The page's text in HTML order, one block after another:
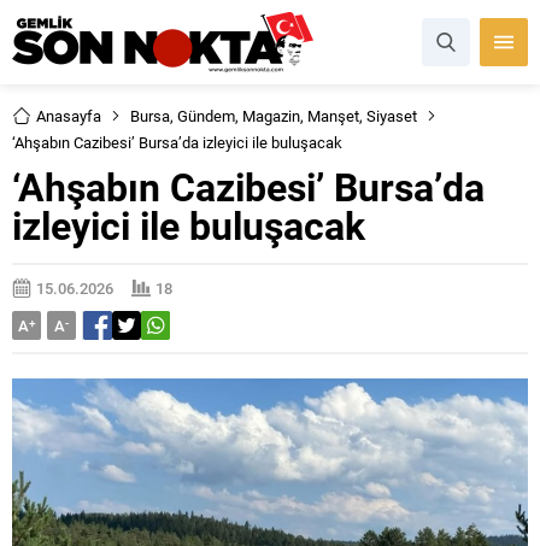
Anasayfa Bursa, Gündem, Magazin, Manşet, Siyaset
‘Ahşabın Cazibesi’ Bursa’da izleyici ile buluşacak
‘Ahşabın Cazibesi’ Bursa’da
izleyici ile buluşacak
15.06.2026
18
A+ A-